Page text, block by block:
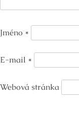
Jméno *
E-mail *
Webová stránka